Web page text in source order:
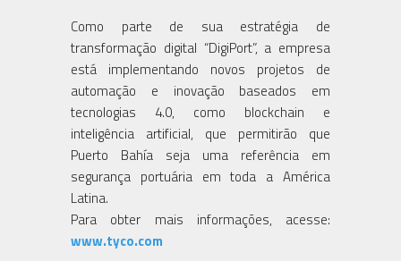
Como parte de sua estratégia de
transformação digital “DigiPort”, a empresa
está implementando novos projetos de
automação e inovação baseados em
tecnologias 4.0, como blockchain e
inteligência artificial, que permitirão que
Puerto Bahía seja uma referência em
segurança portuária em toda a América
Latina.
Para obter mais informações, acesse:
www.tyco.com